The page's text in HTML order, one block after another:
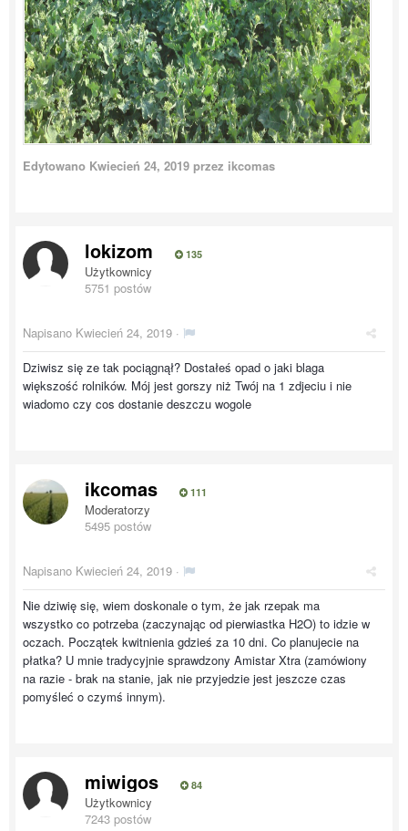
Edytowano Kwiecień 24, 2019 przez ikcomas
lokizom 135
Użytkownicy
5751 postów
Napisano Kwiecień 24, 2019 ·
Dziwisz się ze tak pociągnął? Dostałeś opad o jaki blaga
większość rolników. Mój jest gorszy niż Twój na 1 zdjeciu i nie
wiadomo czy cos dostanie deszczu wogole
ikcomas 111
Moderatorzy
5495 postów
Napisano Kwiecień 24, 2019 ·
Nie dziwię się, wiem doskonale o tym, że jak rzepak ma
wszystko co potrzeba (zaczynając od pierwiastka H2O) to idzie w
oczach. Początek kwitnienia gdzieś za 10 dni. Co planujecie na
płatka? U mnie tradycyjnie sprawdzony Amistar Xtra (zamówiony
na razie - brak na stanie, jak nie przyjedzie jest jeszcze czas
pomyśleć o czymś innym).
miwigos 84
Użytkownicy
7243 postów